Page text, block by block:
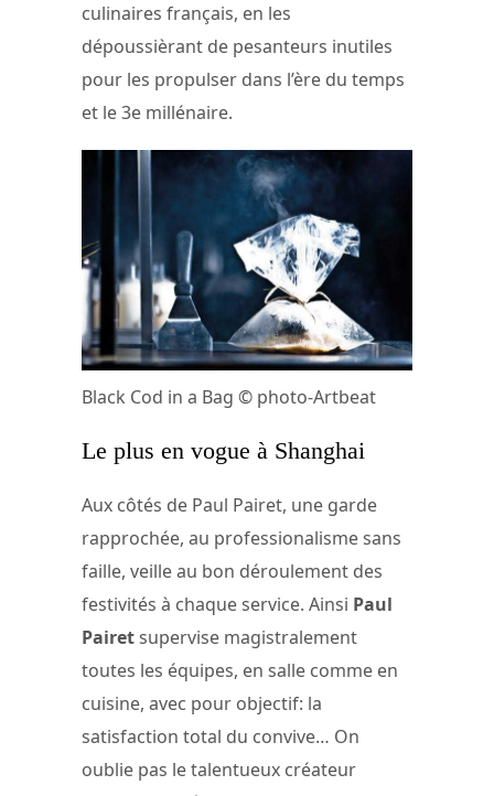
culinaires français, en les
dépoussièrant de pesanteurs inutiles
pour les propulser dans l’ère du temps
et le 3e millénaire.
Black Cod in a Bag © photo-Artbeat
Le plus en vogue à Shanghai
Aux côtés de Paul Pairet, une garde
rapprochée, au professionalisme sans
faille, veille au bon déroulement des
festivités à chaque service. Ainsi Paul
Pairetsupervise magistralement
toutes les équipes, en salle comme en
cuisine, avec pour objectif: la
satisfaction total du convive… On
oublie pas le talentueux créateur